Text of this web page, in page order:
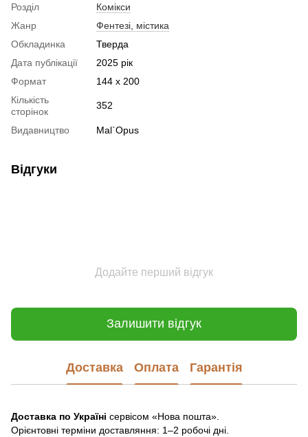
Розділ
Комікси
Жанр
Фентезі, містика
Обкладинка
Тверда
Дата публікації
2025 рік
Формат
144 x 200
Кількість
сторінок
352
Видавництво Mal`Opus
Відгуки
Додайте перший відгук
Залишити відгук
Доставка Оплата Гарантія
Доставка по Україні сервісом «Нова пошта».
Орієнтовні терміни доставляння: 1–2 робочі дні.